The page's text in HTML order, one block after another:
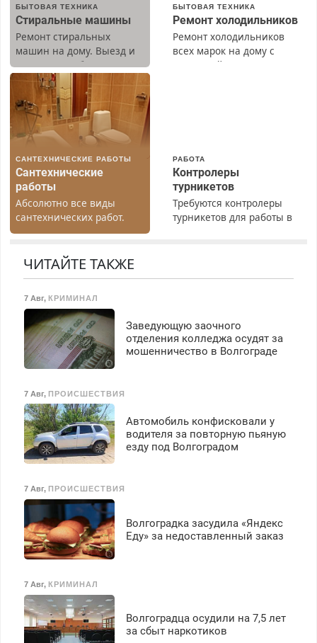
БЫТОВАЯ ТЕХНИКА
Стиральные машины
Ремонт стиральных
машин на дому. Выезд и
диагностика бесплатно.
Предусмотрены скидки.
БЫТОВАЯ ТЕХНИКА
Ремонт холодильников
Ремонт холодильников
всех марок на дому с
гарантией. Замена
САНТЕХНИЧЕСКИЕ РАБОТЫ
Сантехнические
работы
Абсолютно все виды
сантехнических работ.
Быстро. Качественно.
РАБОТА
Контролеры
турникетов
Требуются контролеры
турникетов для работы в
Ежемесячно
выплачивается денежная
премия. Возможно
транспортной
безопасности с з/п до
125000 руб.
ЧИТАЙТЕ ТАКЖЕ
7 Авг, КРИМИНАЛ
Заведующую заочного
отделения колледжа осудят за
мошенничество в Волгограде
7 Авг, ПРОИСШЕСТВИЯ
Автомобиль конфисковали у
водителя за повторную пьяную
езду под Волгоградом
7 Авг, ПРОИСШЕСТВИЯ
Волгоградка засудила «Яндекс
Еду» за недоставленный заказ
7 Авг, КРИМИНАЛ
Волгоградца осудили на 7,5 лет
за сбыт наркотиков